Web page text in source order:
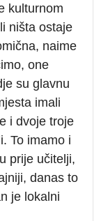
kulturnom
ništa ostaje
naime
one
su glavnu
imali
i dvoje troje
To imamo i
prije učitelji,
danas to
je lokalni